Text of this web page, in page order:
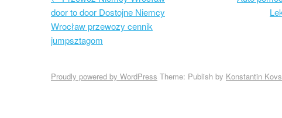
Post navigation
door to door Dostojne Niemcy
Wrocław przewozy cennik
jumpsztagom
Proudly powered by WordPress Theme: Publish by Konstantin